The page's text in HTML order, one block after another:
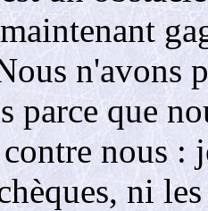
n'avons
parce que
nous :
ni